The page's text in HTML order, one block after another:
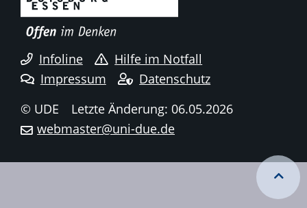
Infoline
Hilfe im Notfall
Impressum
Datenschutz
© UDE
Letzte Änderung: 06.05.2026
webmaster@uni-due.de